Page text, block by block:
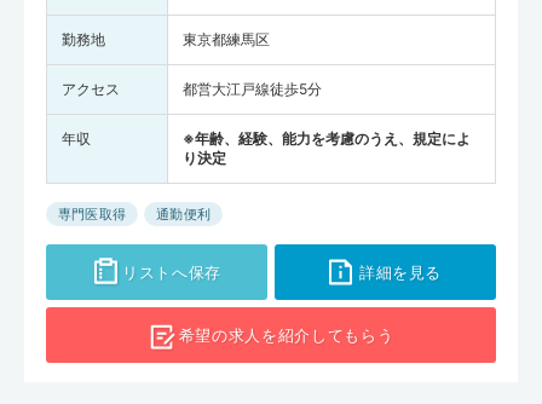
勤務地 東京都練馬区
アクセス 都営大江戸線徒歩5分
年収
※年齢、経験、能力を考慮のうえ、規定によ
り決定
専門医取得 通勤便利
リストへ保存 詳細を見る
希望の求人を紹介してもらう